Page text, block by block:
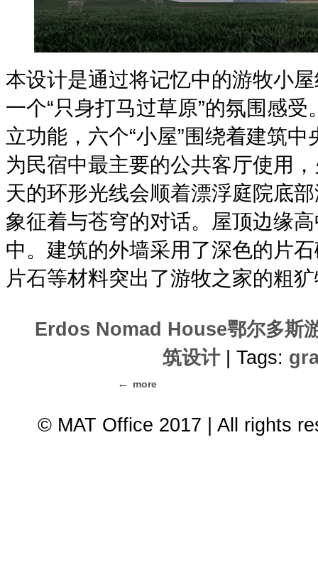
本设计是通过将记忆中的游牧小
一个“只身打马过草原”的氛围感
立功能，六个“小屋”围绕着建筑
为民宿中最主要的公共客厅使用
天的环形光线会顺着漂浮庭院底
象征着与苍穹的对话。屋顶边缘
中。建筑的外墙采用了深色的片
片石等材料突出了游牧之家的粗
Erdos Nomad House鄂尔多斯
筑设计| Tags:
more
© MAT Office 2017 | All rights